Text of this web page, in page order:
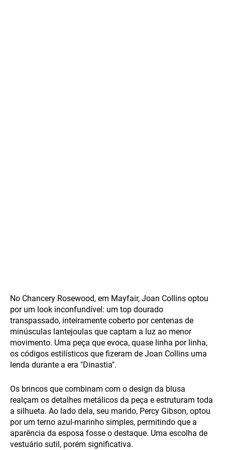
No Chancery Rosewood, em Mayfair, Joan Collins optou
por um look inconfundível: um top dourado
transpassado, inteiramente coberto por centenas de
minúsculas lantejoulas que captam a luz ao menor
movimento. Uma peça que evoca, quase linha por linha,
os códigos estilísticos que fizeram de Joan Collins uma
lenda durante a era "Dinastia".
Os brincos que combinam com o design da blusa
realçam os detalhes metálicos da peça e estruturam toda
a silhueta. Ao lado dela, seu marido, Percy Gibson, optou
por um terno azul-marinho simples, permitindo que a
aparência da esposa fosse o destaque. Uma escolha de
vestuário sutil, porém significativa.